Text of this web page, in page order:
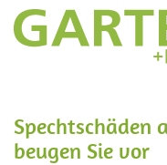
Spechtschäden
beugen Sie vor